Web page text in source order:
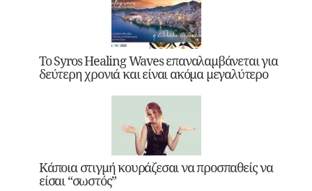
Το Syros Healing Waves επαναλαμβάνεται για
δεύτερη χρονιά και είναι ακόμα μεγαλύτερο
Κάποια στιγμή κουράζεσαι να προσπαθείς να
είσαι “σωστός”